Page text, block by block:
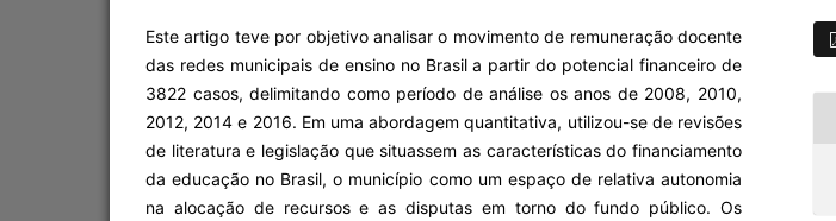
Este artigo teve por objetivo analisar o movimento de remuneração docente
das redes municipais de ensino no Brasil a partir do potencial financeiro de
3822 casos, delimitando como período de análise os anos de 2008, 2010,
2012, 2014 e 2016. Em uma abordagem quantitativa, utilizou-se de revisões
de literatura e legislação que situassem as características do financiamento
da educação no Brasil, o município como um espaço de relativa autonomia
na alocação de recursos e as disputas em torno do fundo público. Os